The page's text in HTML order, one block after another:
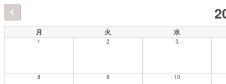
月 火 水
1 2 3
8 9 10